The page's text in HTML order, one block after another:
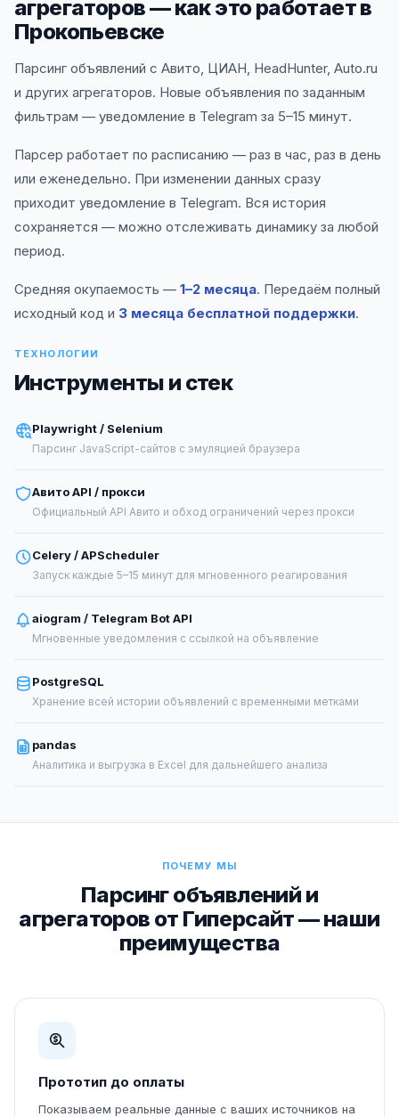
агрегаторов — как это работает в
Прокопьевске
Парсинг объявлений с Авито, ЦИАН, HeadHunter, Auto.ru
и других агрегаторов. Новые объявления по заданным
фильтрам — уведомление в Telegram за 5–15 минут.
Парсер работает по расписанию — раз в час, раз в день
или еженедельно. При изменении данных сразу
приходит уведомление в Telegram. Вся история
сохраняется — можно отслеживать динамику за любой
период.
Средняя окупаемость — 1–2 месяца. Передаём полный
исходный код и 3 месяца бесплатной поддержки.
ТЕХНОЛОГИИ
Инструменты и стек
Playwright / Selenium
Парсинг JavaScript-сайтов с эмуляцией браузера
Авито API / прокси
Официальный API Авито и обход ограничений через прокси
Celery / APScheduler
Запуск каждые 5–15 минут для мгновенного реагирования
aiogram / Telegram Bot API
Мгновенные уведомления с ссылкой на объявление
PostgreSQL
Хранение всей истории объявлений с временными метками
pandas
Аналитика и выгрузка в Excel для дальнейшего анализа
ПОЧЕМУ МЫ
Парсинг объявлений и
агрегаторов от Гиперсайт — наши
преимущества
Прототип до оплаты
Показываем реальные данные с ваших источников на